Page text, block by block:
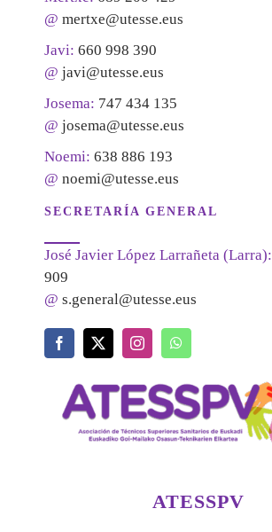
@ mertxe@utesse.eus
Javi: 660 998 390
@ javi@utesse.eus
Josema: 747 434 135
@ josema@utesse.eus
Noemi: 638 886 193
@ noemi@utesse.eus
SECRETARÍA GENERAL
José Javier López Larrañeta (Larra):
909
@ s.general@utesse.eus
ATESSPV